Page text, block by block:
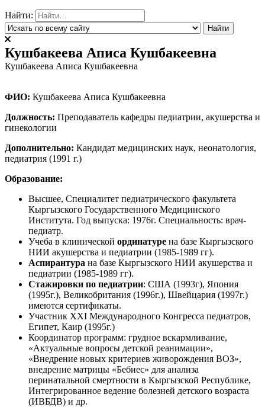
Найти:
Кушбакеева Аписа Кушбакеевна
Кушбакеева Аписа Кушбакеевна
ФИО: Кушбакеева Аписа Кушбакеевна
Должность: Преподаватель кафедры педиатрии, акушерства и
гинекологии
Дополнительно: Кандидат медицинских наук, неонатология,
педиатрия (1991 г.)
Образование:
Высшее, Специалитет педиатрического факультета
Кыргызского Государственного Медицинского
Института. Год выпуска: 1976г. Специальность: врач-
педиатр.
Учеба в клинической ординатуре на базе Кыргызского
НИИ акушерства и педиатрии (1985-1989 гг).
Аспирантура на базе Кыргызского НИИ акушерства и
педиатрии (1985-1989 гг).
Стажировки по педиатрии: США (1993г), Япония
(1995г.), Великобритания (1996г.), Швейцария (1997г.)
имеются сертификаты.
Участник ХХI Международного Конгресса педиатров,
Египет, Каир (1995г.)
Координатор программ: грудное вскармливание,
«Актуальные вопросы детской реанимации»,
«Внедрение новых критериев живорождения ВОЗ»,
внедрение матрицы «Бебиес» для анализа
перинатальной смертности в Кыргызской Республике,
Интегрированное ведение болезней детского возраста
(ИВБДВ) и др.